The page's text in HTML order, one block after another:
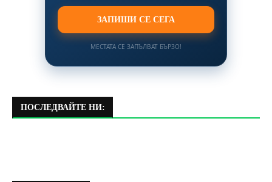
ЗАПИШИ СЕ СЕГА
МЕСТАТА СЕ ЗАПЪЛВАТ БЪРЗО!
ПОСЛЕДВАЙТЕ НИ: